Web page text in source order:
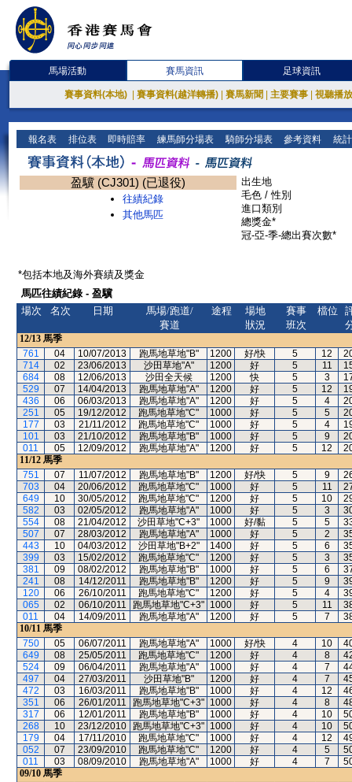
馬場活動 賽馬資訊 足球資訊
賽事資料(本地) 賽事資料(越洋轉播) 賽馬新聞 主要賽事 視聽播
報名表 排位表 即時賠率 練馬師分場表 騎師分場表 參考資料 統
盈驥 (CJ301) (已退役)
往績紀錄
其他馬匹
出生地
毛色 / 性別
進口類別
總獎金*
冠-亞-季-總出賽次數*
*包括本地及海外賽績及獎金
馬匹往績紀錄 - 盈驥
場次
名次 日期
馬場/跑道/
賽道
途程
場地
狀況
賽事
班次
檔位
12/13 馬季
761
04 10/07/2013 跑馬地草地"B" 1200 好/快 5 12
714
02 23/06/2013 沙田草地"A" 1200 好 5 11
684
08 12/06/2013 沙田全天候 1200 快 5 3
529
07 14/04/2013 跑馬地草地"A" 1200 好 5 12
436
06 06/03/2013 跑馬地草地"A" 1200 好 5 4
251
05 19/12/2012 跑馬地草地"C" 1000 好 5 5
177
03 21/11/2012 跑馬地草地"C" 1000 好 5 4
101
03 21/10/2012 跑馬地草地"B" 1000 好 5 9
011
05 12/09/2012 跑馬地草地"A" 1200 好 5 12
11/12 馬季
751
07 11/07/2012 跑馬地草地"B" 1200 好/快 5 9
703
04 20/06/2012 跑馬地草地"C" 1000 好 5 11
649
10 30/05/2012 跑馬地草地"C" 1200 好 5 10
582
03 02/05/2012 跑馬地草地"A" 1000 好 5 3
554
08 21/04/2012 沙田草地"C+3" 1000 好/黏 5 5
507
07 28/03/2012 跑馬地草地"A" 1000 好 5 2
443
10 04/03/2012 沙田草地"B+2" 1400 好 5 6
399
03 15/02/2012 跑馬地草地"C" 1200 好 5 3
381
09 08/02/2012 跑馬地草地"B" 1000 好 5 6
241
08 14/12/2011 跑馬地草地"B" 1200 好 5 9
120
06 26/10/2011 跑馬地草地"C" 1200 好 5 4
065
02 06/10/2011 跑馬地草地"C+3" 1000 好 5 11
011
04 14/09/2011 跑馬地草地"A" 1200 好 5 7
10/11 馬季
750
05 06/07/2011 跑馬地草地"A" 1000 好/快 4 10
649
08 25/05/2011 跑馬地草地"C" 1200 好 4 8
524
09 06/04/2011 跑馬地草地"A" 1000 好 4 7
497
04 27/03/2011 沙田草地"B" 1200 好 4 7
472
03 16/03/2011 跑馬地草地"B" 1000 好 4 12
351
06 26/01/2011 跑馬地草地"C+3" 1000 好 4 8
317
06 12/01/2011 跑馬地草地"B" 1000 好 4 10
268
10 23/12/2010 跑馬地草地"C+3" 1000 好 4 10
179
04 17/11/2010 跑馬地草地"C" 1000 好 4 12
052
07 23/09/2010 跑馬地草地"C" 1200 好 4 5
011
03 08/09/2010 跑馬地草地"A" 1000 好 4 7
09/10 馬季